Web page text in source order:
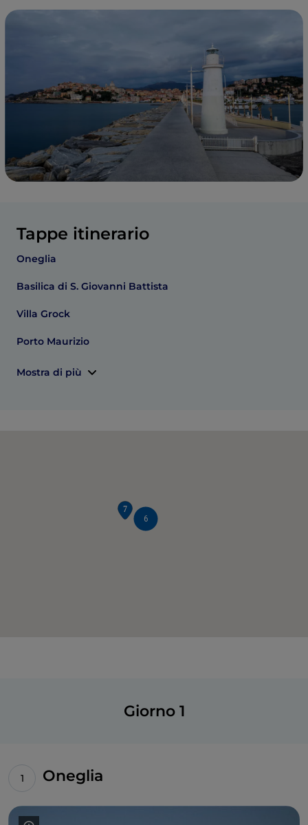
Tappe itinerario
Oneglia
Basilica di S. Giovanni Battista
Villa Grock
Porto Maurizio
Mostra di più
6
Giorno 1
Oneglia